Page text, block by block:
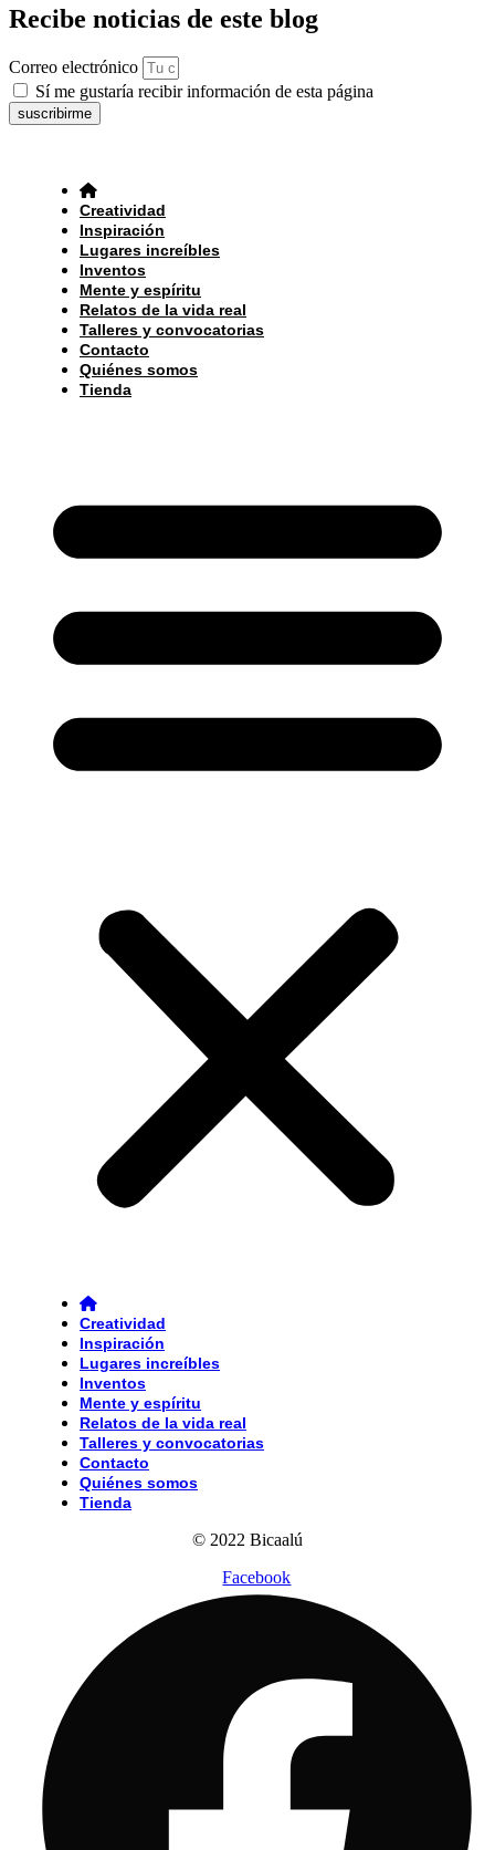
Recibe noticias de este blog
Correo electrónico
Sí me gustaría recibir información de esta página
suscribirme
Creatividad
Inspiración
Lugares increíbles
Inventos
Mente y espíritu
Relatos de la vida real
Talleres y convocatorias
Contacto
Quiénes somos
Tienda
Creatividad
Inspiración
Lugares increíbles
Inventos
Mente y espíritu
Relatos de la vida real
Talleres y convocatorias
Contacto
Quiénes somos
Tienda
© 2022 Bicaalú
Facebook